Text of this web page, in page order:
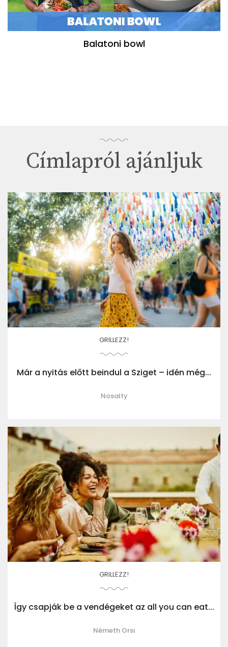
Balatoni bowl
Címlapról ajánljuk
GRILLEZZ!
Már a nyitás előtt beindul a Sziget – idén még...
Nosalty
GRILLEZZ!
Így csapják be a vendégeket az all you can eat...
Németh Orsi